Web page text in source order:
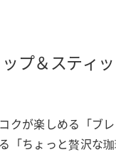
プ＆スティ
クが楽しめる「ブ
「ちょっと贅沢な